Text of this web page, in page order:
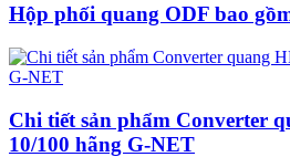
Hộp phối quang ODF bao
Chi tiết sản phẩm Converter
10/100 hãng G-NET